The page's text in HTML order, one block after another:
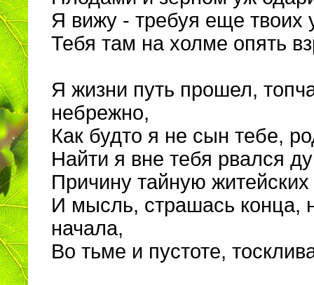
Я вижу - требуя еще твоих
Тебя там на холме опять
Я жизни путь прошел,
небрежно,
Как будто я не сын тебе,
Найти я вне тебя рвался
Причину тайную житейских
И мысль, страшась конца,
начала,
Во тьме и пустоте,